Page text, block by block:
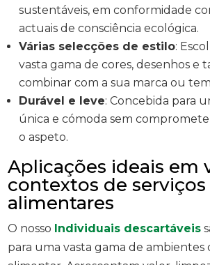
sustentáveis, em conformidade
actuais de consciência ecológica.
Várias selecções de estilo:
vasta gama de cores, desenhos e
combinar com a sua marca ou
Durável e leve: Concebida para
única e cómoda sem
o aspeto.
Aplicações ideais em
contextos de serviços
alimentares
O nosso Individuais descartáveis
para uma vasta gama de ambientes